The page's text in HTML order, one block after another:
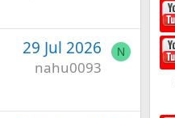
29 Jul 2026
nahu0093
N